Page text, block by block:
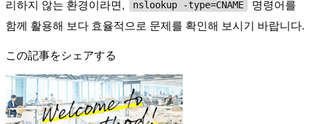
리하지 않는 환경이라면,
nslookup -type=CNAME
명령어를
함께 활용해 보다 효율적으로 문제를 확인해 보시기 바랍니다.
この記事をシェアする